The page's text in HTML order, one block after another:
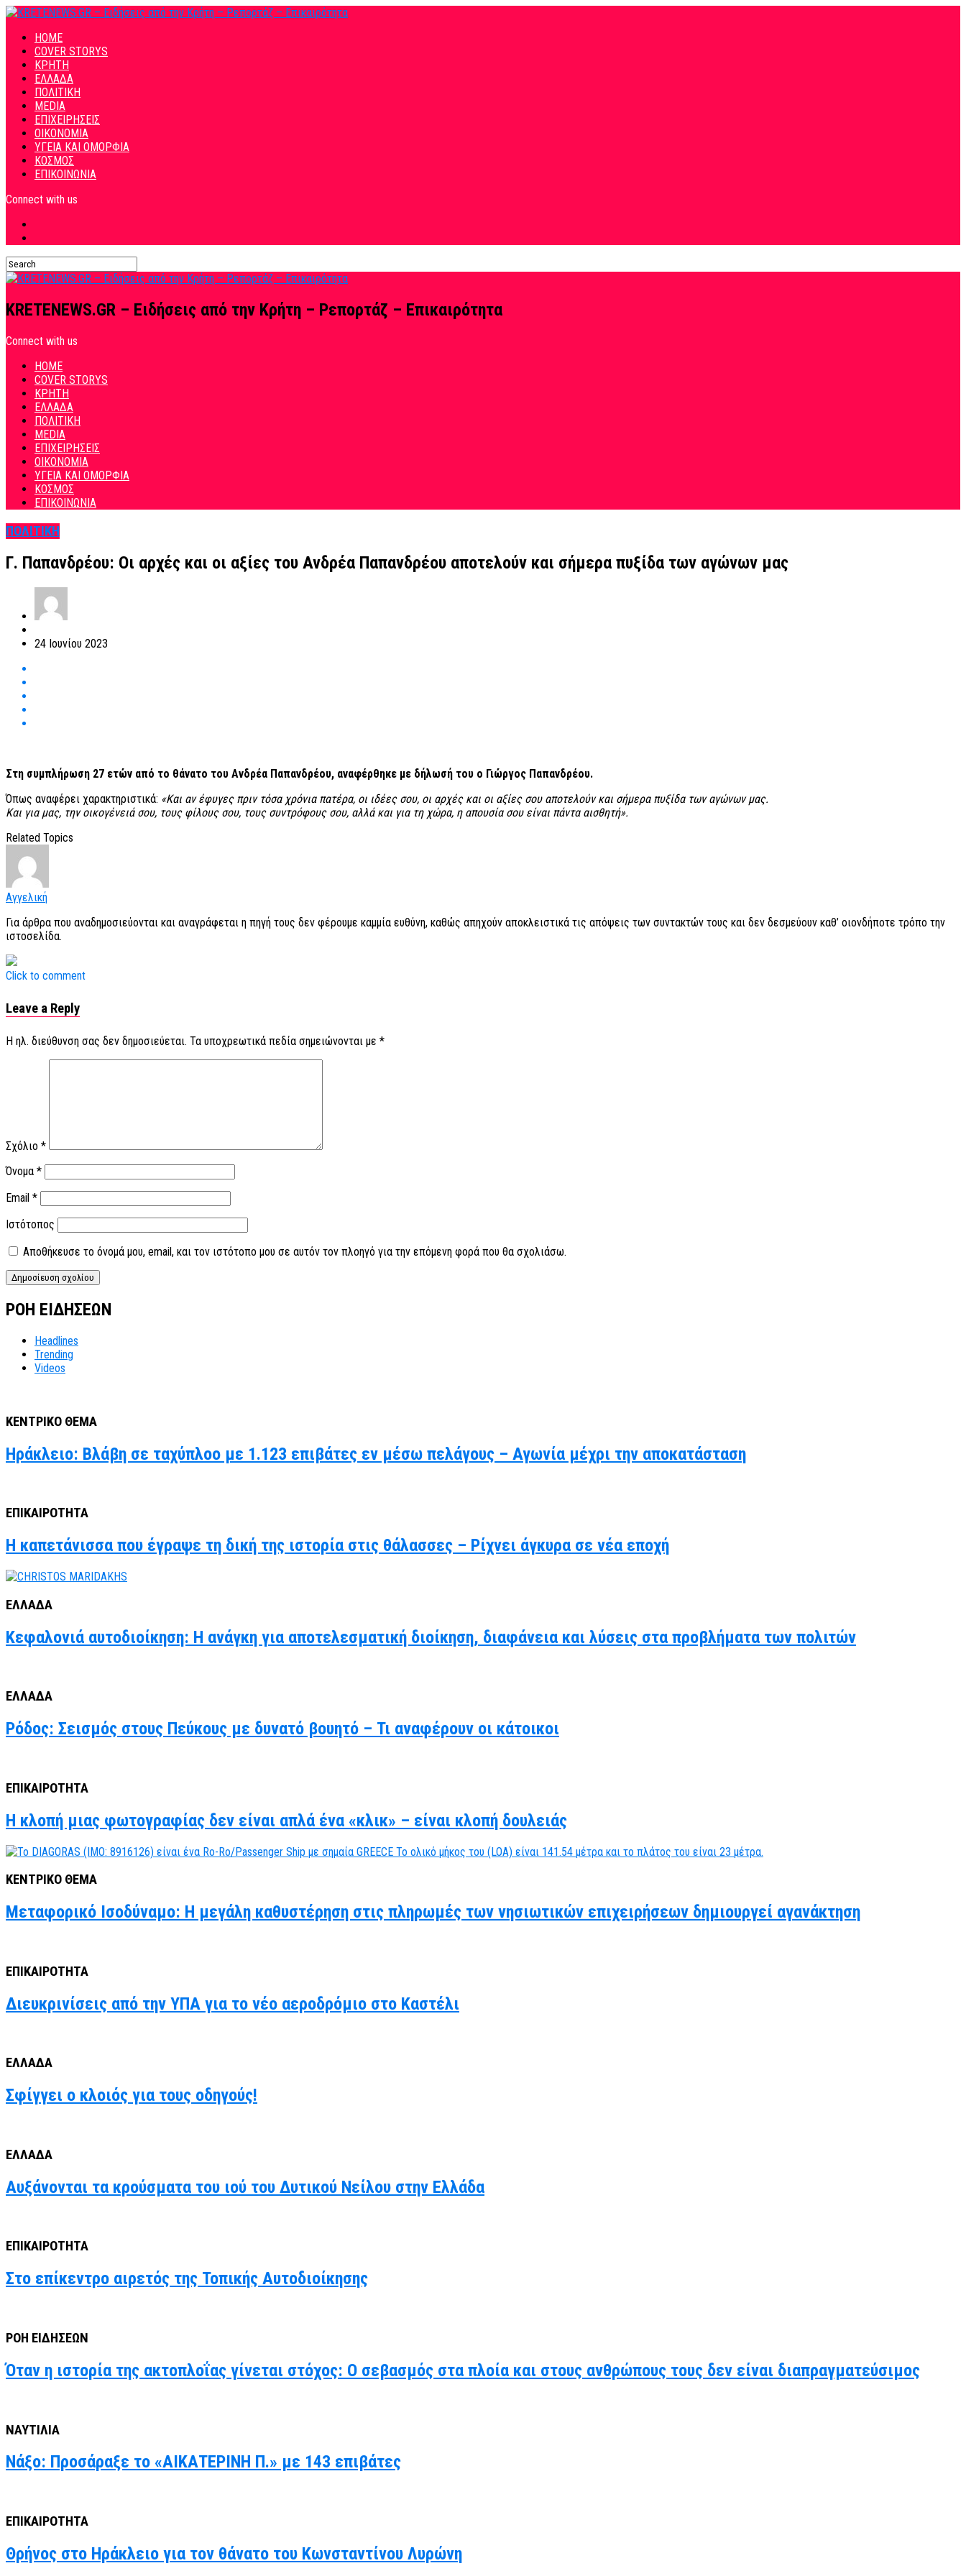
HOME
COVER STORYS
ΚΡΗΤΗ
ΕΛΛΑΔΑ
ΠΟΛΙΤΙΚΗ
MEDIA
ΕΠΙΧΕΙΡΗΣΕΙΣ
ΟΙΚΟΝΟΜΙΑ
ΥΓΕΙΑ ΚΑΙ ΟΜΟΡΦΙΑ
ΚΟΣΜΟΣ
ΕΠΙΚΟΙΝΩΝΙΑ
Connect with us
KRETENEWS.GR – Ειδήσεις από την Κρήτη – Ρεπορτάζ – Επικαιρότητα
Connect with us
HOME
COVER STORYS
ΚΡΗΤΗ
ΕΛΛΑΔΑ
ΠΟΛΙΤΙΚΗ
MEDIA
ΕΠΙΧΕΙΡΗΣΕΙΣ
ΟΙΚΟΝΟΜΙΑ
ΥΓΕΙΑ ΚΑΙ ΟΜΟΡΦΙΑ
ΚΟΣΜΟΣ
ΕΠΙΚΟΙΝΩΝΙΑ
ΠΟΛΙΤΙΚΗ
Γ. Παπανδρέου: Οι αρχές και οι αξίες του Ανδρέα Παπανδρέου αποτελούν και σήμερα πυξίδα των αγώνων μας
24 Ιουνίου 2023
Στη συμπλήρωση 27 ετών από το θάνατο του Ανδρέα Παπανδρέου, αναφέρθηκε με δήλωσή του ο Γιώργος Παπανδρέου.
Όπως αναφέρει χαρακτηριστικά: «Και αν έφυγες πριν τόσα χρόνια πατέρα, οι ιδέες σου, οι αρχές και οι αξίες σου αποτελούν και σήμερα πυξίδα των αγώνων μας.
Και για μας, την οικογένειά σου, τους φίλους σου, τους συντρόφους σου, αλλά και για τη χώρα, η απουσία σου είναι πάντα αισθητή».
Related Topics
Αγγελική
Για άρθρα που αναδημοσιεύονται και αναγράφεται η πηγή τους δεν φέρουμε καμμία ευθύνη, καθώς απηχούν αποκλειστικά τις απόψεις των συντακτών τους και δεν δεσμεύουν καθ’ οιονδήποτε τρόπο την
ιστοσελίδα.
Click to comment
Leave a Reply
Η ηλ. διεύθυνση σας δεν δημοσιεύεται. Τα υποχρεωτικά πεδία σημειώνονται με *
Σχόλιο *
Όνομα *
Email *
Ιστότοπος
Αποθήκευσε το όνομά μου, email, και τον ιστότοπο μου σε αυτόν τον πλοηγό για την επόμενη φορά που θα σχολιάσω.
ΡΟΗ ΕΙΔΗΣΕΩΝ
Headlines
Trending
Videos
ΚΕΝΤΡΙΚΟ ΘΕΜΑ
Ηράκλειο: Βλάβη σε ταχύπλοο με 1.123 επιβάτες εν μέσω πελάγους – Αγωνία μέχρι την αποκατάσταση
ΕΠΙΚΑΙΡΟΤΗΤΑ
Η καπετάνισσα που έγραψε τη δική της ιστορία στις θάλασσες – Ρίχνει άγκυρα σε νέα εποχή
ΕΛΛΑΔΑ
Κεφαλονιά αυτοδιοίκηση: Η ανάγκη για αποτελεσματική διοίκηση, διαφάνεια και λύσεις στα προβλήματα των πολιτών
ΕΛΛΑΔΑ
Ρόδος: Σεισμός στους Πεύκους με δυνατό βουητό – Τι αναφέρουν οι κάτοικοι
ΕΠΙΚΑΙΡΟΤΗΤΑ
Η κλοπή μιας φωτογραφίας δεν είναι απλά ένα «κλικ» – είναι κλοπή δουλειάς
ΚΕΝΤΡΙΚΟ ΘΕΜΑ
Μεταφορικό Ισοδύναμο: Η μεγάλη καθυστέρηση στις πληρωμές των νησιωτικών επιχειρήσεων δημιουργεί αγανάκτηση
ΕΠΙΚΑΙΡΟΤΗΤΑ
Διευκρινίσεις από την ΥΠΑ για το νέο αεροδρόμιο στο Καστέλι
ΕΛΛΑΔΑ
Σφίγγει ο κλοιός για τους οδηγούς!
ΕΛΛΑΔΑ
Αυξάνονται τα κρούσματα του ιού του Δυτικού Νείλου στην Ελλάδα
ΕΠΙΚΑΙΡΟΤΗΤΑ
Στο επίκεντρο αιρετός της Τοπικής Αυτοδιοίκησης
ΡΟΗ ΕΙΔΗΣΕΩΝ
Όταν η ιστορία της ακτοπλοΐας γίνεται στόχος: Ο σεβασμός στα πλοία και στους ανθρώπους τους δεν είναι διαπραγματεύσιμος
ΝΑΥΤΙΛΙΑ
Νάξο: Προσάραξε το «ΑΙΚΑΤΕΡΙΝΗ Π.» με 143 επιβάτες
ΕΠΙΚΑΙΡΟΤΗΤΑ
Θρήνος στο Ηράκλειο για τον θάνατο του Κωνσταντίνου Λυρώνη